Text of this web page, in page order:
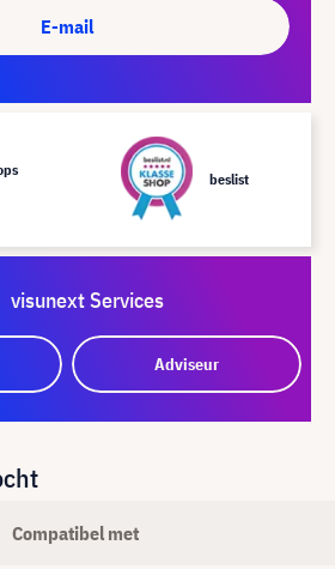
E-mail
beslist
visunext Services
Adviseur
Compatibel met